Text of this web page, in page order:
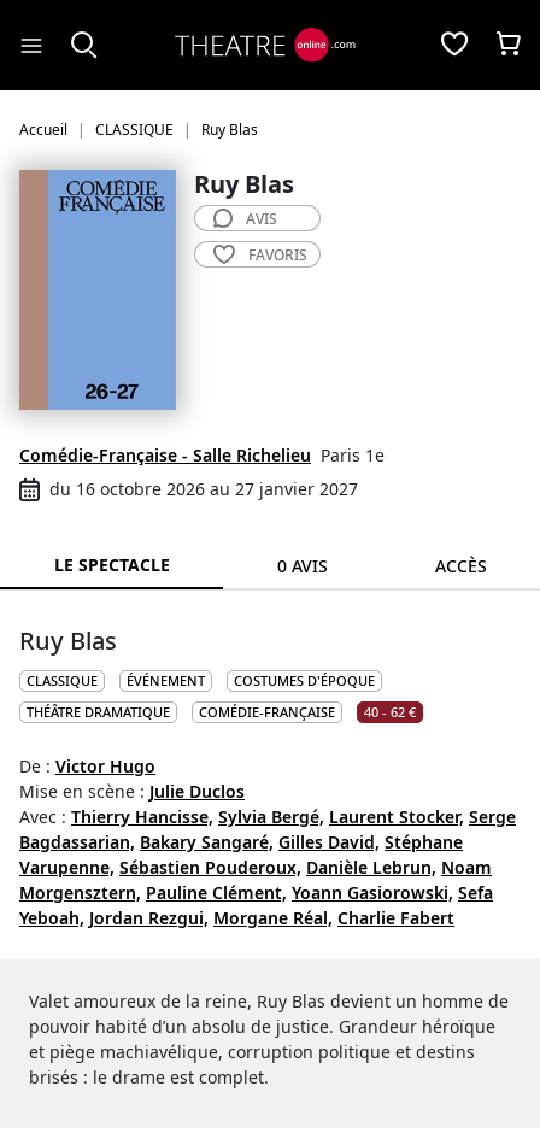
Accueil CLASSIQUE Ruy Blas
Ruy Blas
Comédie-Française - Salle Richelieu Paris 1e
du 16 octobre 2026 au 27 janvier 2027
AVIS
FAVORIS
LE SPECTACLE 0 AVIS ACCÈS
Ruy Blas
CLASSIQUE ÉVÉNEMENT
COSTUMES D'ÉPOQUE
THÉÂTRE DRAMATIQUE
COMÉDIE-FRANÇAISE 40 - 62 €
De : Victor Hugo
Mise en scène : Julie Duclos
Avec : Thierry Hancisse, Sylvia Bergé, Laurent Stocker, Serge
Bagdassarian, Bakary Sangaré, Gilles David, Stéphane
Varupenne, Sébastien Pouderoux, Danièle Lebrun, Noam
Morgensztern, Pauline Clément, Yoann Gasiorowski, Sefa
Yeboah, Jordan Rezgui, Morgane Réal, Charlie Fabert
Valet amoureux de la reine, Ruy Blas devient un homme de
pouvoir habité d’un absolu de justice. Grandeur héroïque
et piège machiavélique, corruption politique et destins
brisés : le drame est complet.